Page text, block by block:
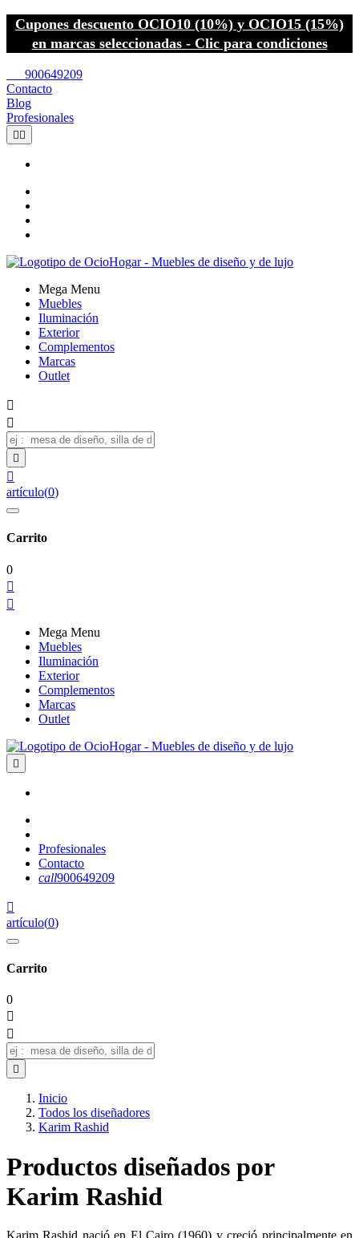
Cupones descuento OCIO10 (10%) y OCIO15 (15%)
en marcas seleccionadas - Clic para condiciones
900649209
Contacto
Blog
Profesionales
 
Mega Menu
Muebles
Iluminación
Exterior
Complementos
Marcas
Outlet




artículo(0)
Carrito
0


Mega Menu
Muebles
Iluminación
Exterior
Complementos
Marcas
Outlet

Profesionales
Contacto
call900649209

artículo(0)
Carrito
0



Inicio
Todos los diseñadores
Karim Rashid
Productos diseñados por
Karim Rashid
Karim Rashid nació en El Cairo (1960) y creció principalmente en